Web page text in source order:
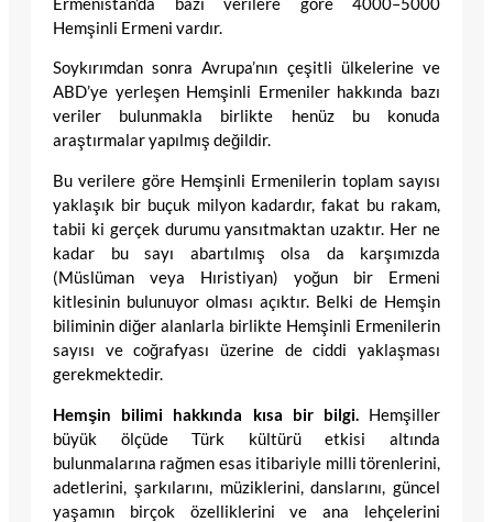
Hemşinli Ermeni vardır.
Soykırımdan sonra Avrupa’nın çeşitli ülkelerine ve
ABD’ye yerleşen Hemşinli Ermeniler hakkında bazı
veriler bulunmakla birlikte henüz bu konuda
araştırmalar yapılmış değildir.
Bu verilere göre Hemşinli Ermenilerin toplam sayısı
yaklaşık bir buçuk milyon kadardır, fakat bu rakam,
tabii ki gerçek durumu yansıtmaktan uzaktır. Her ne
kadar bu sayı abartılmış olsa da karşımızda
(Müslüman veya Hıristiyan) yoğun bir Ermeni
kitlesinin bulunuyor olması açıktır. Belki de Hemşin
biliminin diğer alanlarla birlikte Hemşinli Ermenilerin
sayısı ve coğrafyası üzerine de ciddi yaklaşması
gerekmektedir.
Hemşin bilimi hakkında kısa bir bilgi.Hemşiller
büyük ölçüde Türk kültürü etkisi altında
bulunmalarına rağmen esas itibariyle milli törenlerini,
adetlerini, şarkılarını, müziklerini, danslarını, güncel
yaşamın birçok özelliklerini ve ana lehçelerini